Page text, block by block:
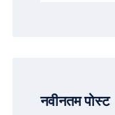
नवीनतम पोस्ट